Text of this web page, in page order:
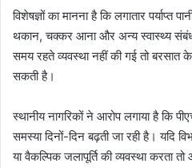
विशेषज्ञों का मानना है कि लगातार पर्याप्त
थकान, चक्कर आना और अन्य स्वास्थ्य
समय रहते व्यवस्था नहीं की गई तो बरसात
सकती है।
स्थानीय नागरिकों ने आरोप लगाया है कि
समस्या दिनों-दिन बढ़ती जा रही है। यदि
या वैकल्पिक जलापूर्ति की व्यवस्था करता तो